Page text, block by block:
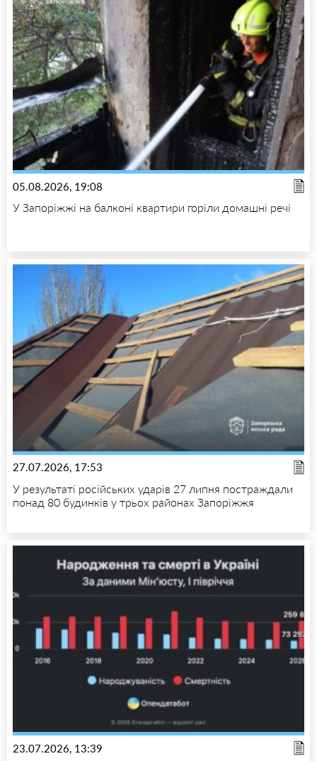
05.08.2026, 19:08
У Запоріжжі на балконі квартири горіли домашні речі
27.07.2026, 17:53
У результаті російських ударів 27 липня постраждали
понад 80 будинків у трьох районах Запоріжжя
23.07.2026, 13:39